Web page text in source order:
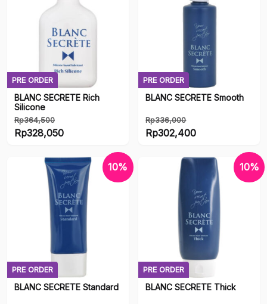
Artists
Series
PRE ORDER
BLANC SECRETE Rich
Silicone
Rp364,500
Harga
adalah:
Rp364,500.
Rp328,050
Rp328,050.
PRE ORDER
BLANC SECRETE Smooth
Rp336,000
Harga
Rp336,000.
Rp302,400
Rp302,400.
PRE ORDER
10%
BLANC SECRETE Standard
PRE ORDER
10%
BLANC SECRETE Thick